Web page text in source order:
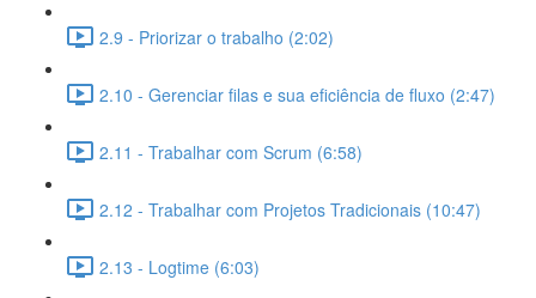
2.9 - Priorizar o trabalho (2:02)
2.10 - Gerenciar filas e sua eficiência de fluxo (2:47)
2.11 - Trabalhar com Scrum (6:58)
2.12 - Trabalhar com Projetos Tradicionais (10:47)
2.13 - Logtime (6:03)